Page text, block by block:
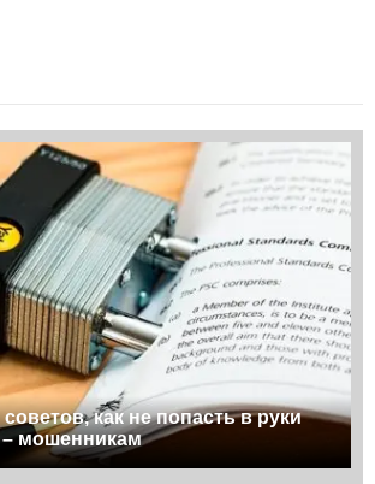
как не попасть в руки
мошенникам